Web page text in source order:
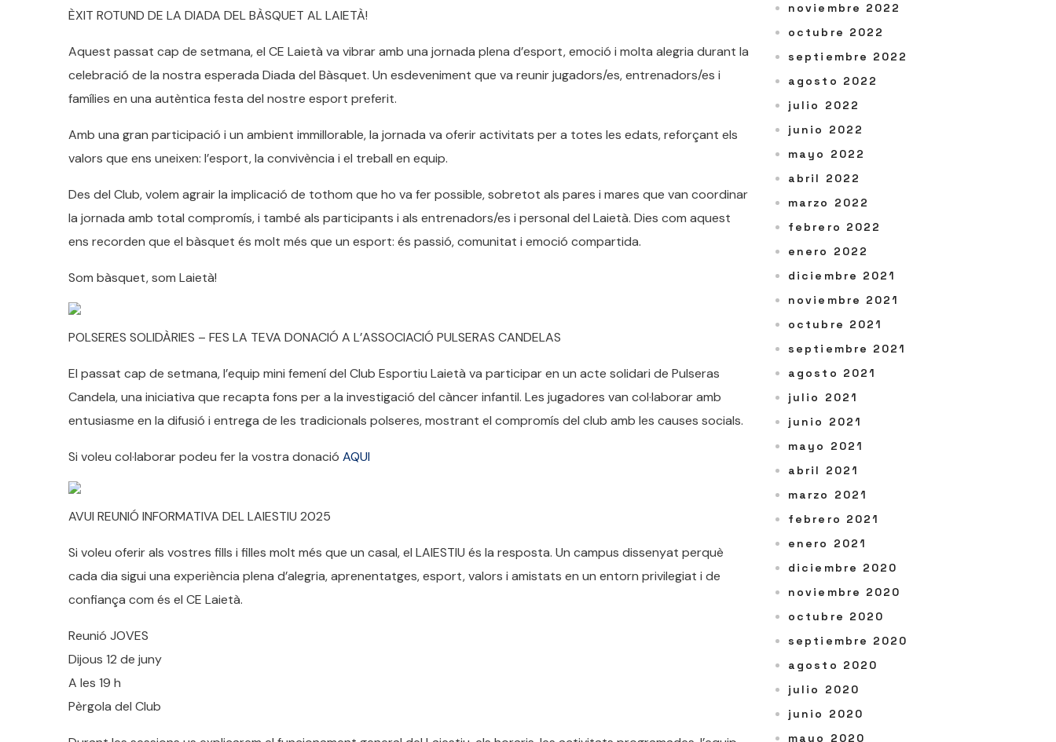
ÈXIT ROTUND DE LA DIADA DEL BÀSQUET AL LAIETÀ!
Aquest passat cap de setmana, el CE Laietà va vibrar amb una jornada plena d’esport, emoció i molta alegria durant la
celebració de la nostra esperada Diada del Bàsquet. Un esdeveniment que va reunir jugadors/es, entrenadors/es i
famílies en una autèntica festa del nostre esport preferit.
Amb una gran participació i un ambient immillorable, la jornada va oferir activitats per a totes les edats, reforçant els
valors que ens uneixen: l’esport, la convivència i el treball en equip.
Des del Club, volem agrair la implicació de tothom que ho va fer possible, sobretot als pares i mares que van coordinar
la jornada amb total compromís, i també als participants i als entrenadors/es i personal del Laietà. Dies com aquest
ens recorden que el bàsquet és molt més que un esport: és passió, comunitat i emoció compartida.
Som bàsquet, som Laietà!
POLSERES SOLIDÀRIES – FES LA TEVA DONACIÓ A L’ASSOCIACIÓ PULSERAS CANDELAS
El passat cap de setmana, l’equip mini femení del Club Esportiu Laietà va participar en un acte solidari de Pulseras
Candela, una iniciativa que recapta fons per a la investigació del càncer infantil. Les jugadores van col·laborar amb
entusiasme en la difusió i entrega de les tradicionals polseres, mostrant el compromís del club amb les causes socials.
Si voleu col·laborar podeu fer la vostra donació AQUI
AVUI REUNIÓ INFORMATIVA DEL LAIESTIU 2025
Si voleu oferir als vostres fills i filles molt més que un casal, el LAIESTIU és la resposta. Un campus dissenyat perquè
cada dia sigui una experiència plena d’alegria, aprenentatges, esport, valors i amistats en un entorn privilegiat i de
confiança com és el CE Laietà.
Reunió JOVES
Dijous 12 de juny
A les 19 h
Pèrgola del Club
noviembre 2022
octubre 2022
septiembre 2022
agosto 2022
julio 2022
junio 2022
mayo 2022
abril 2022
marzo 2022
febrero 2022
enero 2022
diciembre 2021
noviembre 2021
octubre 2021
septiembre 2021
agosto 2021
julio 2021
junio 2021
mayo 2021
abril 2021
marzo 2021
febrero 2021
enero 2021
diciembre 2020
noviembre 2020
octubre 2020
septiembre 2020
agosto 2020
julio 2020
junio 2020
mayo 2020